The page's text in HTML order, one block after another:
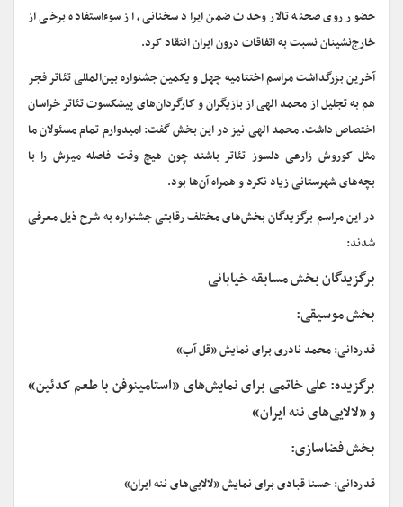
حضور روی صحنه تالار وحدت ضمن ایراد سخنانی، از سوءاستفاده برخی از
خارج‌نشینان نسبت به اتفاقات درون ایران انتقاد کرد.
آخرین بزرگداشت مراسم اختتامیه چهل و یکمین جشنواره بین‌المللی تئاتر فجر
هم به تجلیل از محمد الهی از بازیگران و کارگردان‌های پیشکسوت تئاتر خراسان
اختصاص داشت. محمد الهی نیز در این بخش گفت: امیدوارم تمام مسئولان ما
مثل کوروش زارعی دلسوز تئاتر باشند چون هیچ وقت فاصله میزش را با
بچه‌های شهرستانی زیاد نکرد و همراه آن‌ها بود.
در این مراسم برگزیدگان بخش‌های مختلف رقابتی جشنواره به شرح ذیل معرفی
شدند:
برگزیدگان بخش مسابقه خیابانی
بخش موسیقی:
قدردانی: محمد نادری برای نمایش «قل آب»
برگزیده: علی خاتمی برای نمایش‌های «استامینوفن با طعم کدئین»
و «لالایی‌های ننه ایران»
بخش فضاسازی:
قدردانی: حسنا قبادی برای نمایش «لالایی‌های ننه ایران»